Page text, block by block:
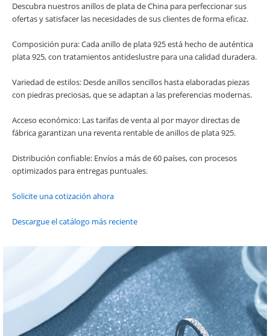
Descubra nuestros anillos de plata de China para perfeccionar sus
ofertas y satisfacer las necesidades de sus clientes de forma eficaz.
Composición pura: Cada anillo de plata 925 está hecho de auténtica
plata 925, con tratamientos antideslustre para una calidad duradera.
Variedad de estilos: Desde anillos sencillos hasta elaboradas piezas
con piedras preciosas, que se adaptan a las preferencias modernas.
Acceso económico: Las tarifas de venta al por mayor directas de
fábrica garantizan una reventa rentable de anillos de plata 925.
Distribución confiable: Envíos a más de 60 países, con procesos
optimizados para entregas puntuales.
Solicite una cotización ahora
Descargue el catálogo más reciente